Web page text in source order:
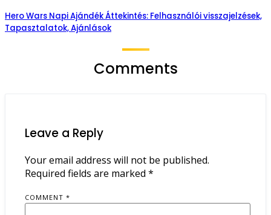
Hero Wars Napi Ajándék Áttekintés: Felhasználói visszajelzések,
Tapasztalatok, Ajánlások
Comments
Leave a Reply
Your email address will not be published.
Required fields are marked *
COMMENT *